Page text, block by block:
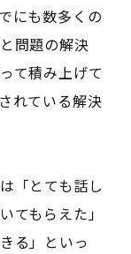
にも数多くの
問題の解決
て積み上げて
れている解決
「とても話し
てもらえた」
る」といっ